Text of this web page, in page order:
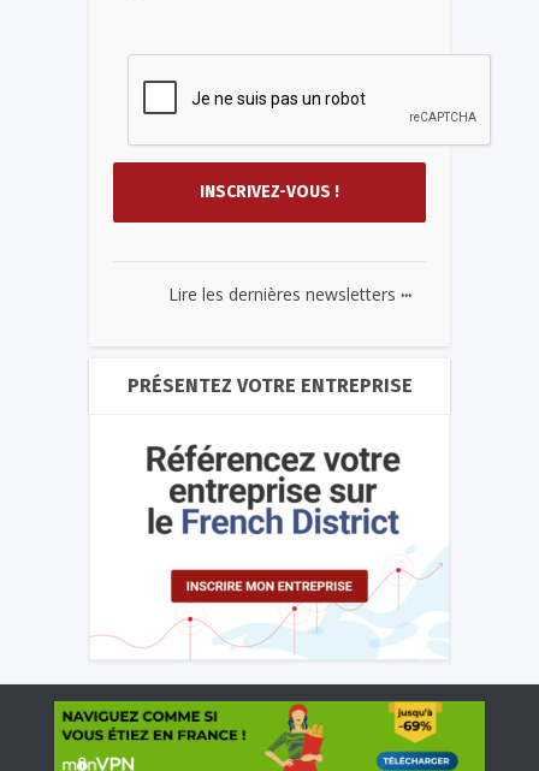
Lire les dernières newsletters ...
PRÉSENTEZ VOTRE ENTREPRISE